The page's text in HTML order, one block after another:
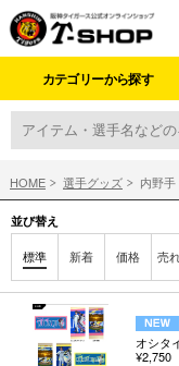
カテゴリーから探す
HOME 選手グッズ 内野手
並び替え
標準 新着 価格 売
オシタ
¥2,750